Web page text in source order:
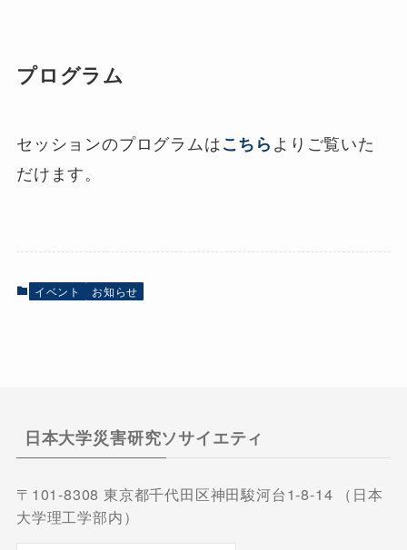
プログラム
セッションのプログラムはこちらよりご覧いた
だけます。
イベント お知らせ
日本大学災害研究ソサイエティ
〒101-8308 東京都千代田区神田駿河台1-8-14 （日本
大学理工学部内）